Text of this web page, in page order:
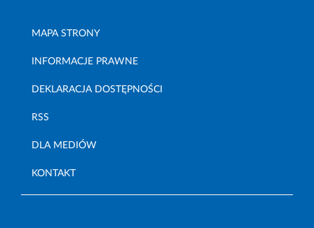
MAPA STRONY
INFORMACJE PRAWNE
DEKLARACJA DOSTĘPNOŚCI
RSS
DLA MEDIÓW
KONTAKT